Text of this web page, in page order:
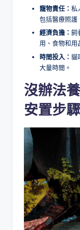
寵物責任： 私
包括醫療照護
經濟負擔： 飼
用、食物和用
時間投入： 貓
大量時間。
沒辦法
安置步驟